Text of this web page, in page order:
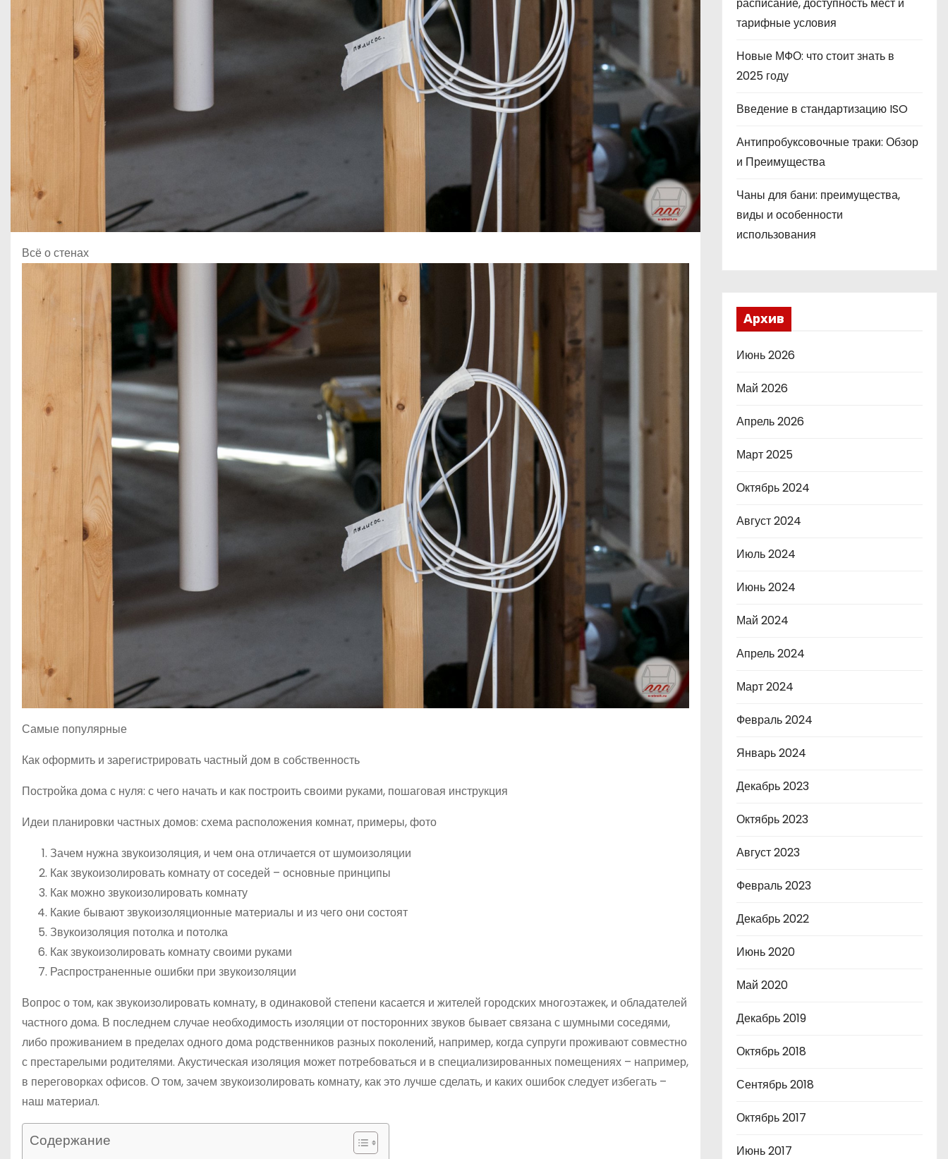
Всё о стенах
Самые популярные
Как оформить и зарегистрировать частный дом в собственность
Постройка дома с нуля: с чего начать и как построить своими руками, пошаговая инструкция
Идеи планировки частных домов: схема расположения комнат, примеры, фото
Зачем нужна звукоизоляция, и чем она отличается от шумоизоляции
Как звукоизолировать комнату от соседей – основные принципы
Как можно звукоизолировать комнату
Какие бывают звукоизоляционные материалы и из чего они состоят
Звукоизоляция потолка и потолка
Как звукоизолировать комнату своими руками
Распространенные ошибки при звукоизоляции
Вопрос о том, как звукоизолировать комнату, в одинаковой степени касается и жителей городских многоэтажек, и обладателей
частного дома. В последнем случае необходимость изоляции от посторонних звуков бывает связана с шумными соседями,
либо проживанием в пределах одного дома родственников разных поколений, например, когда супруги проживают совместно
с престарелыми родителями. Акустическая изоляция может потребоваться и в специализированных помещениях – например,
в переговорках офисов. О том, зачем звукоизолировать комнату, как это лучше сделать, и каких ошибок следует избегать –
наш материал.
Содержание
тарифные условия
Новые МФО: что стоит знать в
2025 году
Введение в стандартизацию ISO
Антипробуксовочные траки: Обзор
и Преимущества
Чаны для бани: преимущества,
виды и особенности
использования
Архив
Июнь 2026
Май 2026
Апрель 2026
Март 2025
Октябрь 2024
Август 2024
Июль 2024
Июнь 2024
Май 2024
Апрель 2024
Март 2024
Февраль 2024
Январь 2024
Декабрь 2023
Октябрь 2023
Август 2023
Февраль 2023
Декабрь 2022
Июнь 2020
Май 2020
Декабрь 2019
Октябрь 2018
Сентябрь 2018
Октябрь 2017
Июнь 2017